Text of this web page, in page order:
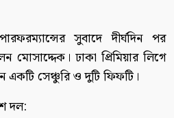
সুবাদে দীর্ঘদিন পর
মোসাদ্দেক। ঢাকা প্রিমিয়ার লিগে
একটি সেঞ্চুরি ও দুটি ফিফটি।
দল: